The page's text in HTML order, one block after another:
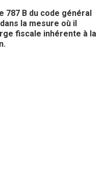
787 B du code général
la mesure où il
fiscale inhérente à la
SA
SA